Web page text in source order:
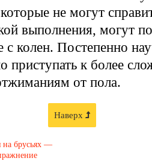
не могут
выполнения, могут
с колен. Постепенно
приступать к более
от пола.
Наверх
брусьях —